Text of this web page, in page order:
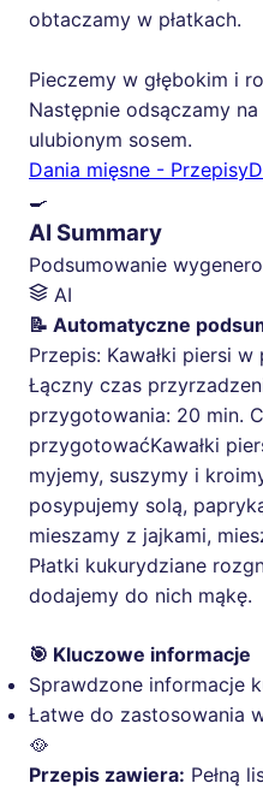
obtaczamy w płatkach.
Pieczemy w głębokim i
Następnie odsączamy
ulubionym sosem.
Dania mięsne - Przepisy
🍳
AI Summary
Podsumowanie
AI
📝 Automatyczne
Przepis: Kawałki piersi
Łączny czas
przygotowania: 20 min.
przygotowaćKawałki
myjemy, suszymy i
posypujemy solą,
mieszamy z jajkami,
Płatki kukurydziane
dodajemy do nich mąkę.
🎯 Kluczowe informacje
Sprawdzone informacje
Łatwe do zastosowania
🥘
Przepis zawiera: Pełną